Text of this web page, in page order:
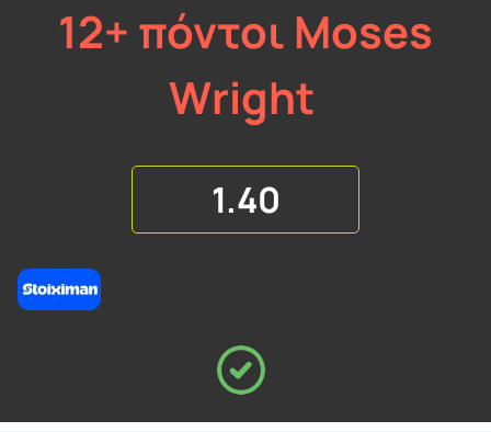
12+ πόντοι Moses
Wright
1.40